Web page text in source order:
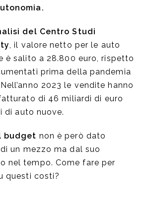
del Centro Studi
, il valore netto per le auto
è salito a 28.800 euro, rispetto
prima della pandemia
2023 le vendite hanno
di 46 miliardi di euro
di auto nuove.
budget non è però dato
un mezzo ma dal suo
nel tempo. Come fare per
questi costi?